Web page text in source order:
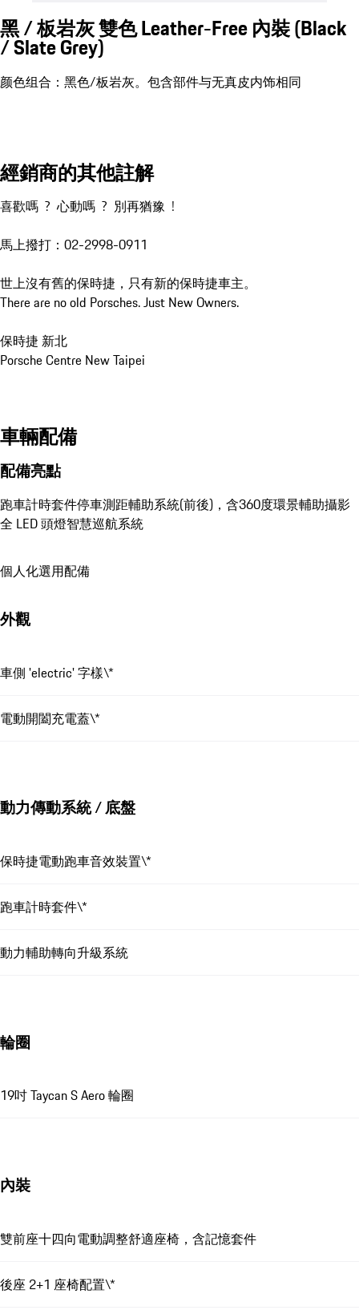
黑 / 板岩灰 雙色 Leather-Free 內裝 (Black
/ Slate Grey)
颜色组合：黑色/板岩灰。包含部件与无真皮内饰相同
經銷商的其他註解
喜歡嗎  ?  心動嗎  ?  別再猶豫  !
馬上撥打：02-2998-0911
世上沒有舊的保時捷，只有新的保時捷車主。
There are no old Porsches. Just New Owners.
保時捷 新北
Porsche Centre New Taipei
車輛配備
配備亮點
跑車計時套件停車測距輔助系統(前後)，含360度環景輔助攝影
全 LED 頭燈智慧巡航系統
個人化選用配備
外觀
車側 'electric' 字樣\*
電動開闔充電蓋\*
動力傳動系統 / 底盤
保時捷電動跑車音效裝置\*
跑車計時套件\*
動力輔助轉向升級系統
輪圈
19吋 Taycan S Aero 輪圈
內裝
雙前座十四向電動調整舒適座椅，含記憶套件
後座 2+1 座椅配置\*